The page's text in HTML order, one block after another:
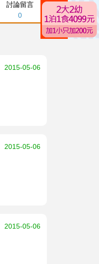
討論留言
0
2015-05-06
2015-05-06
2015-05-06